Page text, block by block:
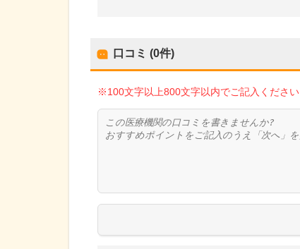
口コミ (0件)
※100文字以上800文字以内でご記入ください